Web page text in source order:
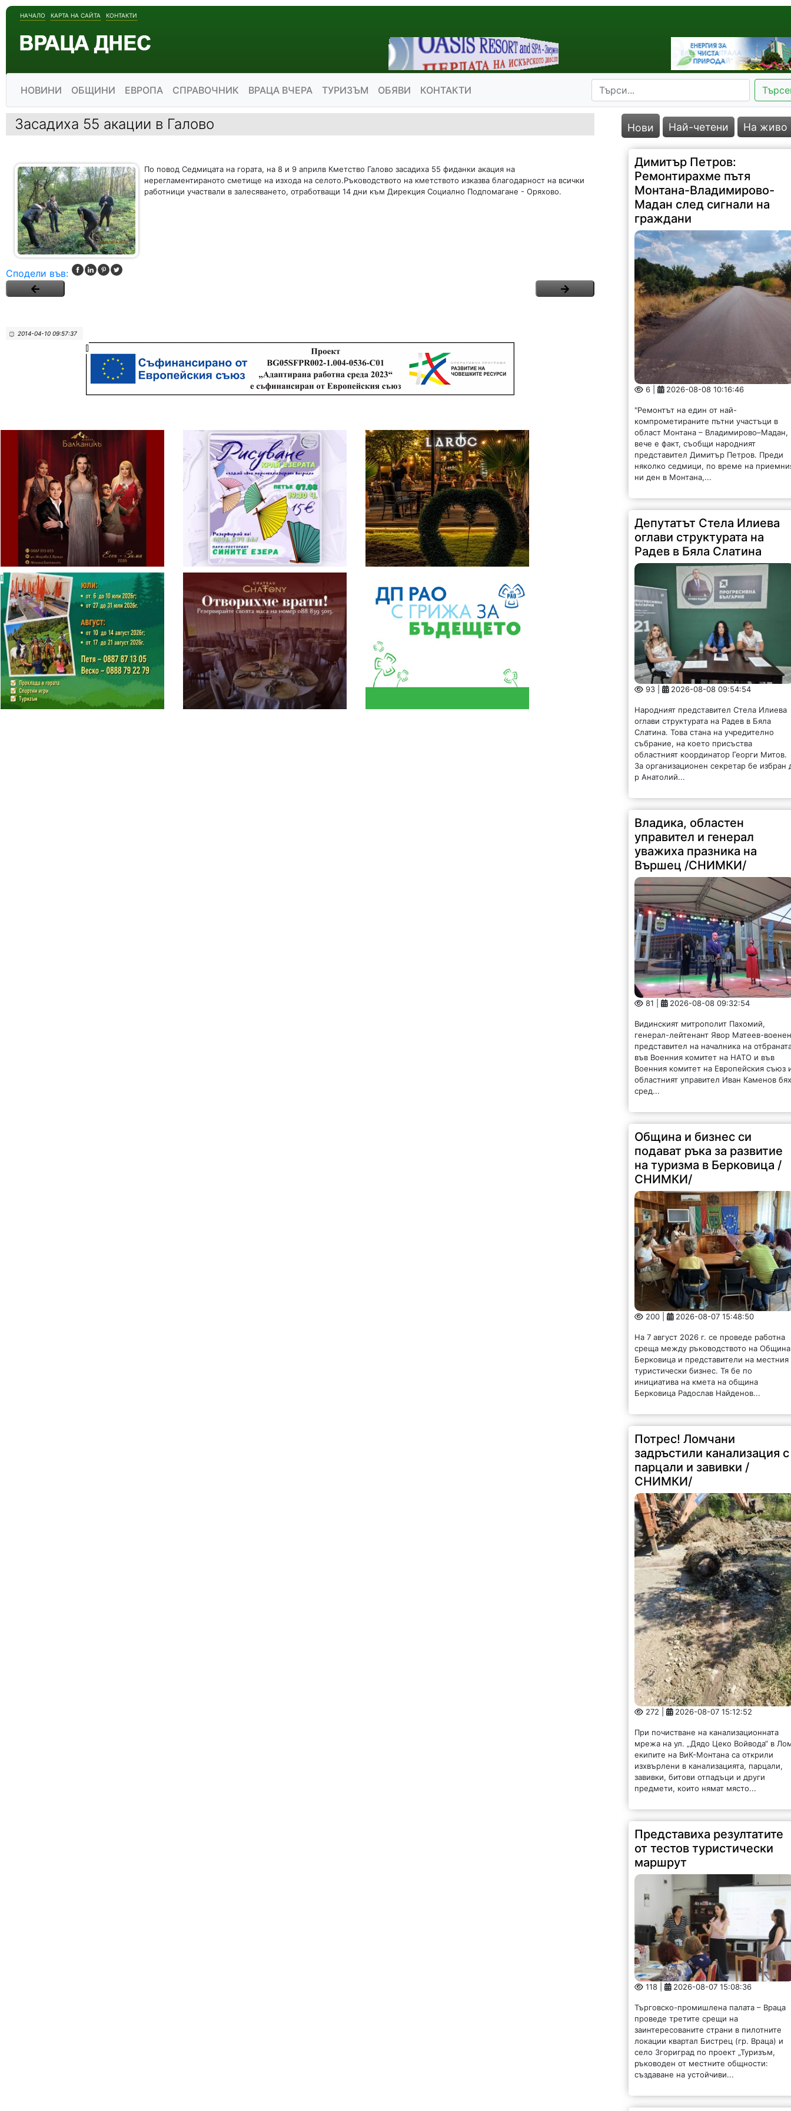
НАЧАЛО КАРТА НА САЙТА КОНТАКТИ
НОВИНИ ОБЩИНИ ЕВРОПА СПРАВОЧНИК ВРАЦА ВЧЕРА ТУРИЗЪМ ОБЯВИ КОНТАКТИ
Засадиха 55 акации в Галово
По повод Седмицата на гората, на 8 и 9 априлв Кметство Галово засадиха 55 фиданки акация на
нерегламентираното сметище на изхода на селото.Ръководството на кметството изказва благодарност на всички
работници участвали в залесяването, отработващи 14 дни към Дирекция Социално Подпомагане - Оряхово.
Сподели във:
2014-04-10 09:57:37
Нови Най-четени На живо
Димитър Петров:
Ремонтирахме пътя
Монтана-Владимирово-
Мадан след сигнали на
граждани
6 | 2026-08-08 10:16:46
"Ремонтът на един от най-
компрометираните пътни участъци в
област Монтана – Владимирово–Мадан,
вече е факт, съобщи народният
представител Димитър Петров. Преди
няколко седмици, по време на
ни ден в Монтана,...
Депутатът Стела Илиева
оглави структурата на
Радев в Бяла Слатина
93 | 2026-08-08 09:54:54
Народният представител Стела Илиева
оглави структурата на Радев в Бяла
Слатина. Това стана на учредително
събрание, на което присъства
областният координатор Георги Митов.
За организационен секретар бе избран
р Анатолий...
Владика, областен
управител и генерал
уважиха празника на
Вършец /СНИМКИ/
81 | 2026-08-08 09:32:54
Видинският митрополит Пахомий,
генерал-лейтенант Явор Матеев-
представител на началника на
във Военния комитет на НАТО и във
Военния комитет на Европейския съюз
областният управител Иван Каменов
сред...
Община и бизнес си
подават ръка за развитие
на туризма в Берковица /
СНИМКИ/
200 | 2026-08-07 15:48:50
На 7 август 2026 г. се проведе работна
среща между ръководството на Община
Берковица и представители на местния
туристически бизнес. Тя бе по
инициатива на кмета на община
Берковица Радослав Найденов...
Потрес! Ломчани
задръстили канализация с
парцали и завивки /
СНИМКИ/
272 | 2026-08-07 15:12:52
При почистване на канализационната
мрежа на ул. „Дядо Цеко Войвода“ в
екипите на ВиК-Монтана са открили
изхвърлени в канализацията, парцали,
завивки, битови отпадъци и други
предмети, които нямат място...
Представиха резултатите
от тестов туристически
маршрут
118 | 2026-08-07 15:08:36
Търговско-промишлена палата – Враца
проведе третите срещи на
заинтересованите страни в пилотните
локации квартал Бистрец (гр. Враца) и
село Згориград по проект „Туризъм,
ръководен от местните общности:
създаване на устойчиви...